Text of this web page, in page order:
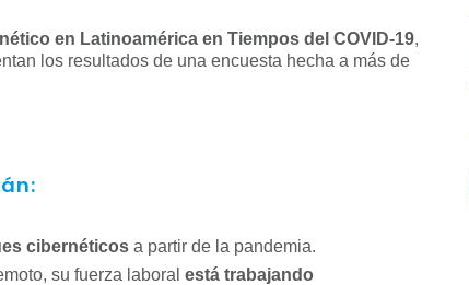
en Latinoamérica en Tiempos del COVID-19,
los resultados de una encuesta hecha a más de
cibernéticos a partir de la pandemia.
su fuerza laboral está trabajando